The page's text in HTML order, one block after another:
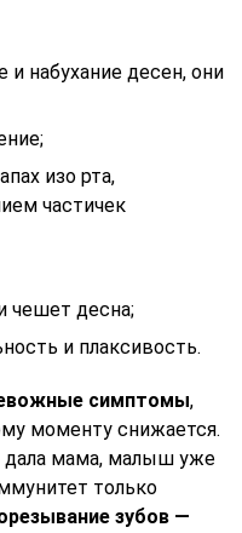
и набухание десен, они
изо рта,
частичек
чешет десна;
и плаксивость.
симптомы,
моменту снижается.
дала мама, малыш уже
только
зубов —